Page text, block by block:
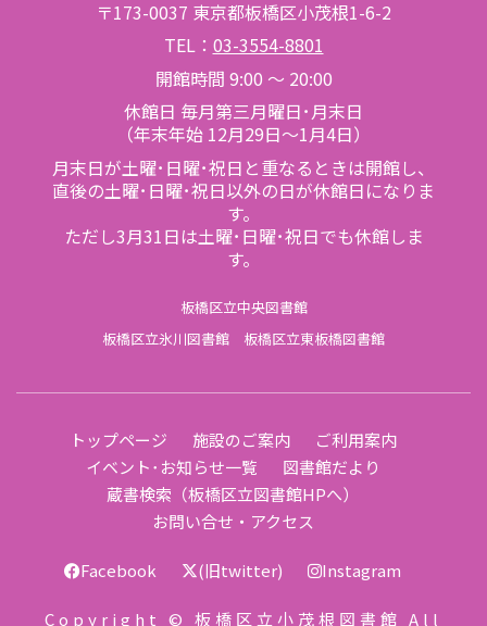
〒173-0037 東京都板橋区小茂根1-6-2
TEL： 03-3554-8801
開館時間 9:00 ～ 20:00
休館日 毎月第三月曜日･月末日
（年末年始 12月29日～1月4日）
月末日が土曜･日曜･祝日と重なるときは開館し、
直後の土曜･日曜･祝日以外の日が休館日になりま
す。
ただし3月31日は土曜･日曜･祝日でも休館しま
す。
板橋区立中央図書館
板橋区立氷川図書館
板橋区立東板橋図書館
トップページ 施設のご案内
ご利用案内
イベント･お知らせ一覧
図書館だより
蔵書検索（板橋区立図書館HPへ）
お問い合せ・アクセス
Facebook (旧twitter) Instagram
Copyright © 板橋区立小茂根図書館 All